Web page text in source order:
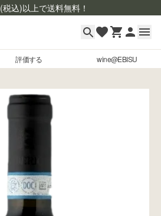
(税込)以上で送料無料！
評価する wine@EBISU